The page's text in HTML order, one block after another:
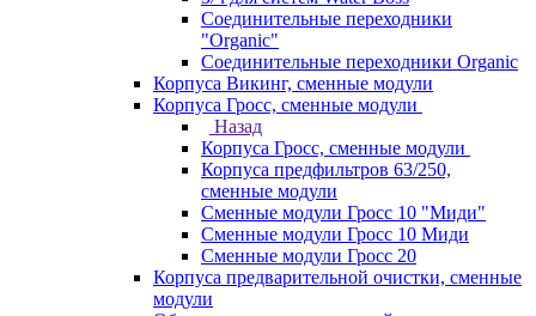
Соединительные переходники
"Organic"
Соединительные переходники Organic
Корпуса Викинг, сменные модули
Корпуса Гросс, сменные модули
Назад
Корпуса Гросс, сменные модули
Корпуса предфильтров 63/250,
сменные модули
Сменные модули Гросс 10 "Миди"
Сменные модули Гросс 10 Миди
Сменные модули Гросс 20
Корпуса предварительной очистки, сменные
модули